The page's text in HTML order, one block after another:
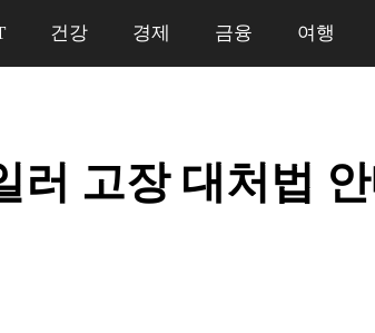
건강 경제 금융 여행
러 고장 대처법